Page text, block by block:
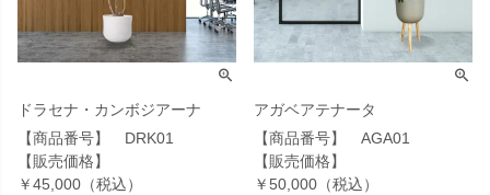
ドラセナ・カンボジアーナ
【商品番号】 DRK01
【販売価格】
￥45,000（税込）
アガベアテナータ
【商品番号】 AGA01
【販売価格】
￥50,000（税込）